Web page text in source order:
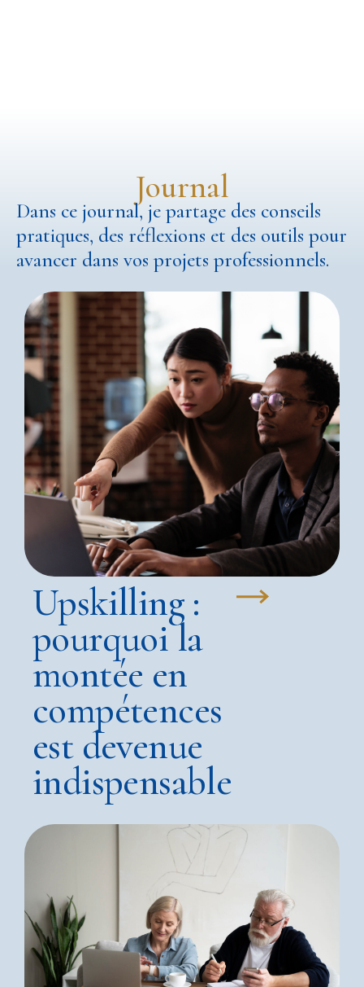
Journal
Dans ce journal, je partage des conseils
pratiques, des réflexions et des outils pour
avancer dans vos projets professionnels.
Upskilling :
pourquoi la
montée en
compétences
est devenue
indispensable